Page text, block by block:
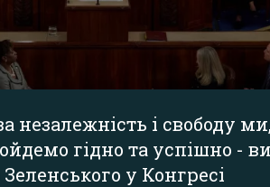
незалежність і свободу
гідно та успішно -
у Конгресі